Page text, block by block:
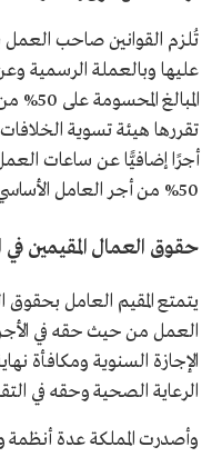
تُلزم القوانين صاحب العمل
عليها وبالعملة الرسمية
تقررها هيئة تسوية
أجرًا إضافيًّا عن ساعات
50% من أجر العامل الأساسي.
حقوق العمال المقيمين
يتمتع المقيم العامل بحقوق
العمل من حيث حقه في
الإجازة السنوية ومكافأة
الرعاية الصحية وحقه في
وأصدرت المملكة عدة أنظمة